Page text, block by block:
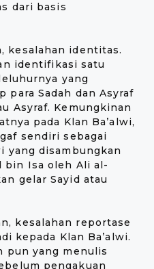
dari basis
kesalahan identitas.
identifikasi satu
yang
para Sadah dan Asyraf
Asyraf. Kemungkinan
pada Klan Ba’alwi,
sendiri sebagai
yang disambungkan
bin Isa oleh Ali al-
gelar Sayid atau
kesalahan reportase
kepada Klan Ba’alwi.
pun yang menulis
pengakuan